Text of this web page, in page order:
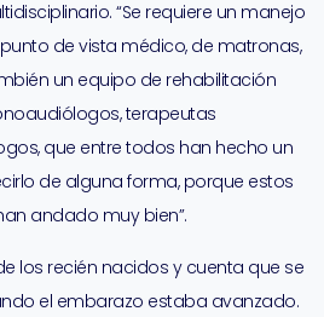
“Se requiere un manejo
de vista médico, de matronas,
un equipo de rehabilitación
terapeutas
que entre todos han hecho un
de alguna forma, porque estos
andado muy bien”.
los recién nacidos y cuenta que se
el embarazo estaba avanzado.